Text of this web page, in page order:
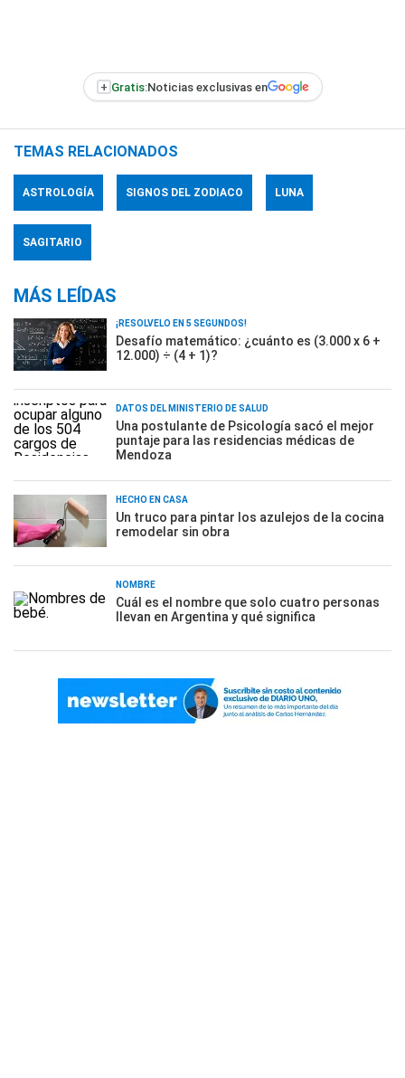
+ Gratis:Noticias exclusivas en
TEMAS RELACIONADOS
ASTROLOGÍA SIGNOS DEL ZODIACO LUNA
SAGITARIO
MÁS LEÍDAS
¡RESOLVELO EN 5 SEGUNDOS!
Desafío matemático: ¿cuánto es (3.000 x 6 +
12.000) ÷ (4 + 1)?
DATOS DEL MINISTERIO DE SALUD
Una postulante de Psicología sacó el mejor
puntaje para las residencias médicas de
Mendoza
HECHO EN CASA
Un truco para pintar los azulejos de la cocina
remodelar sin obra
NOMBRE
Cuál es el nombre que solo cuatro personas
llevan en Argentina y qué significa